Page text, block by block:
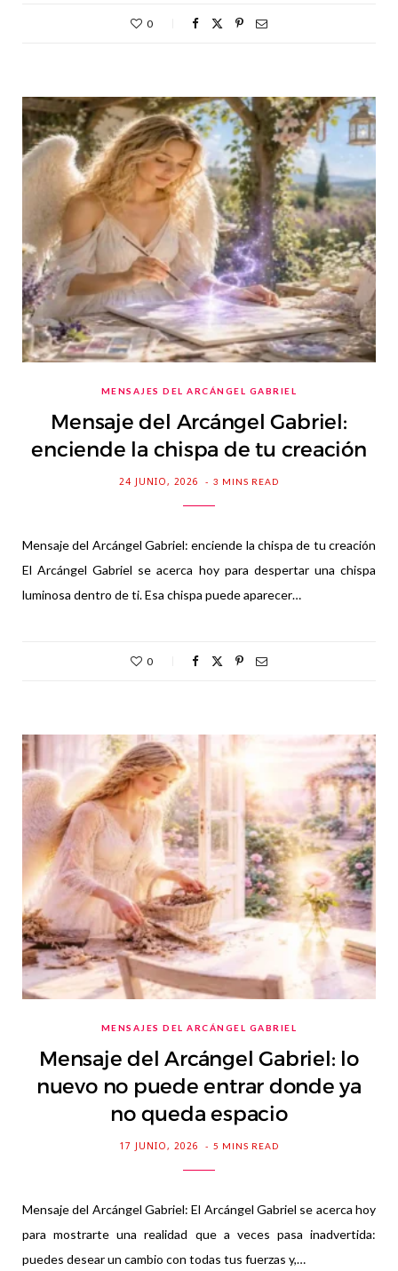
0
MENSAJES DEL ARCÁNGEL GABRIEL
Mensaje del Arcángel Gabriel:
enciende la chispa de tu creación
24 JUNIO, 2026 3 MINS READ
Mensaje del Arcángel Gabriel: enciende la chispa de tu creación
El Arcángel Gabriel se acerca hoy para despertar una chispa
luminosa dentro de ti. Esa chispa puede aparecer…
0
MENSAJES DEL ARCÁNGEL GABRIEL
Mensaje del Arcángel Gabriel: lo
nuevo no puede entrar donde ya
no queda espacio
17 JUNIO, 2026 5 MINS READ
Mensaje del Arcángel Gabriel: El Arcángel Gabriel se acerca hoy
para mostrarte una realidad que a veces pasa inadvertida:
puedes desear un cambio con todas tus fuerzas y,…